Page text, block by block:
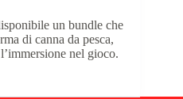
un bundle che
di canna da pesca,
nel gioco.